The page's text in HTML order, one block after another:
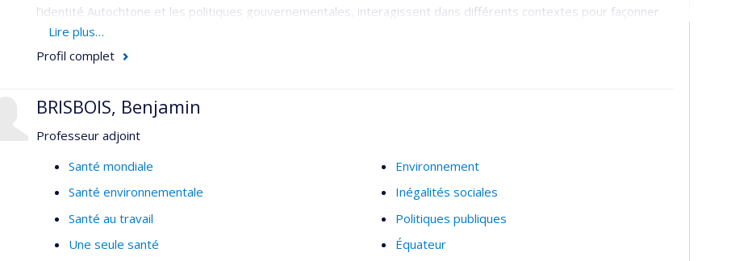
l’identité Autochtone et les politiques gouvernementales, interagissent dans différents contextes pour façonner
l’alimentation et la santé. De façon tout aussi importante, mon programme de recherche documente et promeut
des solutions communautaires qui améliorent l’alimentation et la santé des populations désavantagées.
Lire plus…
Profil complet
BRISBOIS, Benjamin
Professeur adjoint
Santé mondiale
Santé environnementale
Santé au travail
Une seule santé
Environnement
Inégalités sociales
Politiques publiques
Équateur